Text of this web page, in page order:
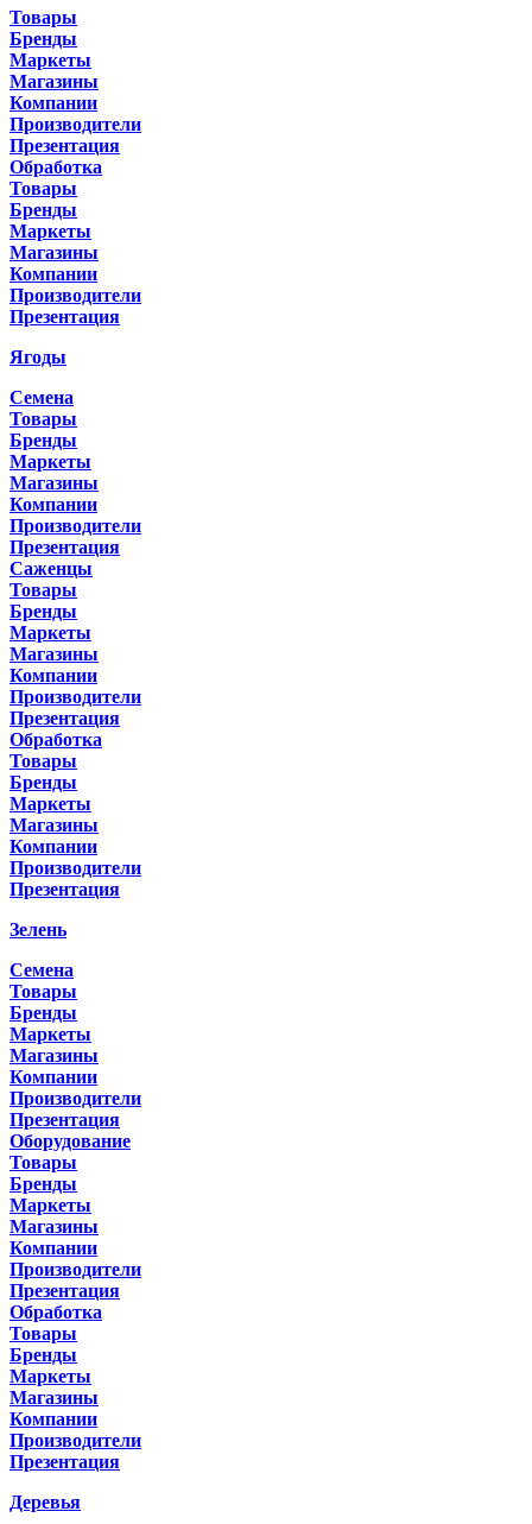
Товары
Бренды
Маркеты
Магазины
Компании
Производители
Презентация
Обработка
Товары
Бренды
Маркеты
Магазины
Компании
Производители
Презентация
Ягоды
Семена
Товары
Бренды
Маркеты
Магазины
Компании
Производители
Презентация
Саженцы
Товары
Бренды
Маркеты
Магазины
Компании
Производители
Презентация
Обработка
Товары
Бренды
Маркеты
Магазины
Компании
Производители
Презентация
Зелень
Семена
Товары
Бренды
Маркеты
Магазины
Компании
Производители
Презентация
Оборудование
Товары
Бренды
Маркеты
Магазины
Компании
Производители
Презентация
Обработка
Товары
Бренды
Маркеты
Магазины
Компании
Производители
Презентация
Деревья